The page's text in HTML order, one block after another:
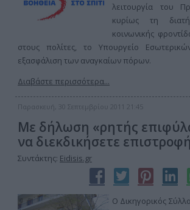
λειτουργία του
κυρίως τη
κοινωνικής
στους πολίτες, το Υπουργείο
εξασφάλιση των αναγκαίων πόρων.
Διαβάστε περισσότερα...
Παρασκευή, 30 Σεπτεμβρίου 2011 21:45
Με δήλωση «ρητής
να διεκδικήσετε επιστροφή
Συντάκτης: Eidisis.gr
Ο Δικηγορικός